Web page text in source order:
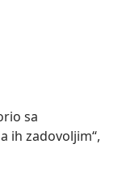
sa
ih zadovoljim“,